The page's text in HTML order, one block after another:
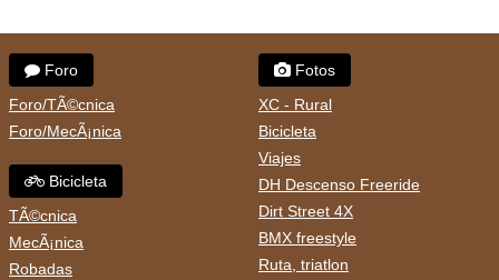
Foro
Foro/TÃ©cnica
Foro/MecÃ¡nica
Bicicleta
TÃ©cnica
MecÃ¡nica
Robadas
Fotos
XC - Rural
Bicicleta
Viajes
DH Descenso Freeride
Dirt Street 4X
BMX freestyle
Ruta, triatlon